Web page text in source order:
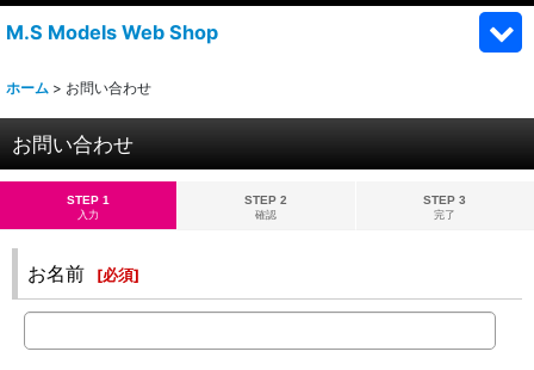
M.S Models Web Shop
ホーム > お問い合わせ
お問い合わせ
STEP 1
入力
STEP 2
確認
STEP 3
完了
お名前 [必須]